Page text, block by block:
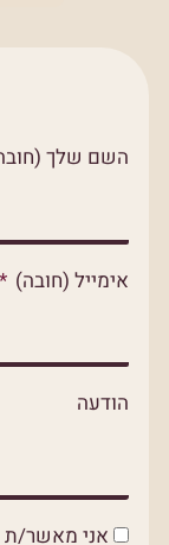
o
k
השם שלך
אימייל (חובה)
הודעה
אני מאשר/ת